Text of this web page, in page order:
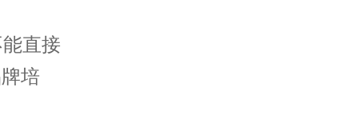
直接
培